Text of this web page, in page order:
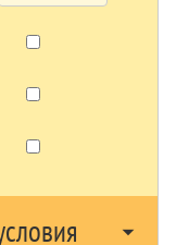
arrow_drop_down